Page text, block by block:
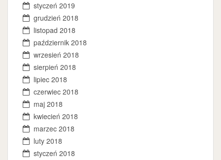
styczeń 2019
grudzień 2018
listopad 2018
październik 2018
wrzesień 2018
sierpień 2018
lipiec 2018
czerwiec 2018
maj 2018
kwiecień 2018
marzec 2018
luty 2018
styczeń 2018